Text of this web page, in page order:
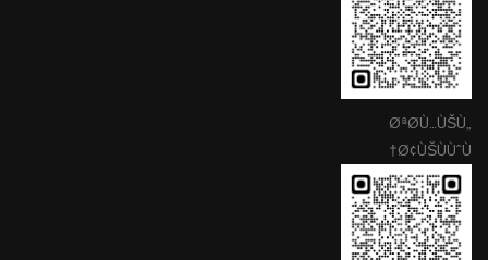
ØªØ­Ù…ÙŠÙ„
Ø¢ÙŠÙÙˆÙ†